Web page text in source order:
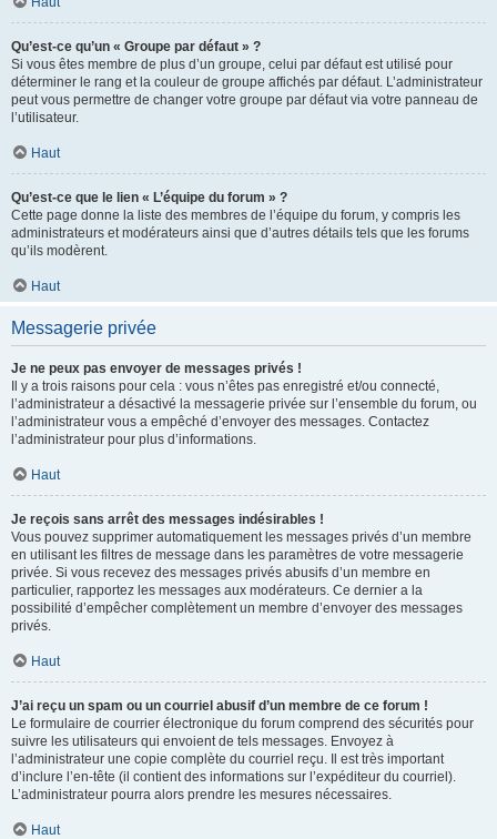
Qu’est-ce qu’un « Groupe par défaut » ?
Si vous êtes membre de plus d’un groupe, celui par défaut est utilisé pour
déterminer le rang et la couleur de groupe affichés par défaut. L’administrateur
peut vous permettre de changer votre groupe par défaut via votre panneau de
l’utilisateur.
Haut
Qu’est-ce que le lien « L’équipe du forum » ?
Cette page donne la liste des membres de l’équipe du forum, y compris les
administrateurs et modérateurs ainsi que d’autres détails tels que les forums
qu’ils modèrent.
Haut
Messagerie privée
Je ne peux pas envoyer de messages privés !
Il y a trois raisons pour cela : vous n’êtes pas enregistré et/ou connecté,
l’administrateur a désactivé la messagerie privée sur l’ensemble du forum, ou
l’administrateur vous a empêché d’envoyer des messages. Contactez
l’administrateur pour plus d’informations.
Haut
Je reçois sans arrêt des messages indésirables !
Vous pouvez supprimer automatiquement les messages privés d’un membre
en utilisant les filtres de message dans les paramètres de votre messagerie
privée. Si vous recevez des messages privés abusifs d’un membre en
particulier, rapportez les messages aux modérateurs. Ce dernier a la
possibilité d’empêcher complètement un membre d’envoyer des messages
privés.
Haut
J’ai reçu un spam ou un courriel abusif d’un membre de ce forum !
Le formulaire de courrier électronique du forum comprend des sécurités pour
suivre les utilisateurs qui envoient de tels messages. Envoyez à
l’administrateur une copie complète du courriel reçu. Il est très important
d’inclure l’en-tête (il contient des informations sur l’expéditeur du courriel).
L’administrateur pourra alors prendre les mesures nécessaires.
Haut